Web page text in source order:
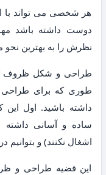
هر شخصی می تواند با
دوست داشته باشد
نظرش را به بهترین نحو
طراحی و شکل ظروف
طوری که برای طراحی
داشته باشید. اول
ساده و آسانی داشته
اشغال نکنند) و بتوانیم
این قضیه طراحی و